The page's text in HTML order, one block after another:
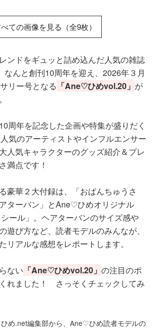
ての画像を見る（全9枚）
ンドをギュッと詰め込んだ人気の雑誌
なんと創刊10周年を迎え、2026年３月
リー号となる 「Ane♡ひめvol.20」 が
周年を記念した企画や特集が盛りだく
気のアーティストやインフルエンサー
人気キャラクターのグッズ紹介＆プレ
満点です！
豪華２大付録は、「おぱんちゅうさ
ターバン」とAne♡ひめオリジナル
シール」。ヘアターバンのサイズ感や
遊び方など、読者モデルのみんなが、
リアルな感想をレポートします。
ない 「Ane♡ひめvol.20」の注目のポ
れました！ さっそくチェックしてみ
め.net編集部から、Ane♡ひめ読者モデルの